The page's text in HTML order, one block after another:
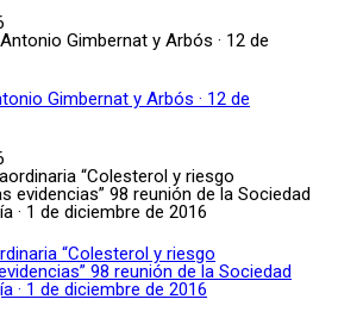
Gimbernat y Arbós · 12 de
“Colesterol y riesgo
98 reunión de la Sociedad
· 1 de diciembre de 2016